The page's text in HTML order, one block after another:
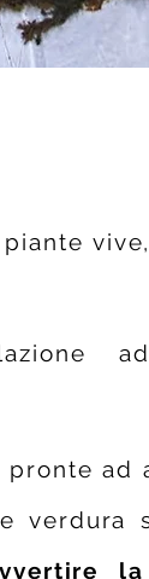
ad
la